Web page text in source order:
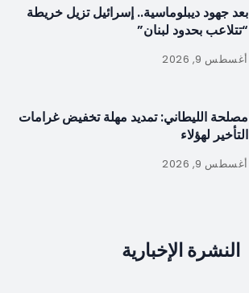
بعد جهود ديبلوماسية.. إسرائيل تزيل خريطة
“تتلاعب بحدود لبنان”
أغسطس 9, 2026
مصلحة الليطاني: تمديد مهلة تخفيض غرامات
التأخير لهؤلاء
أغسطس 9, 2026
النشرة الإخبارية